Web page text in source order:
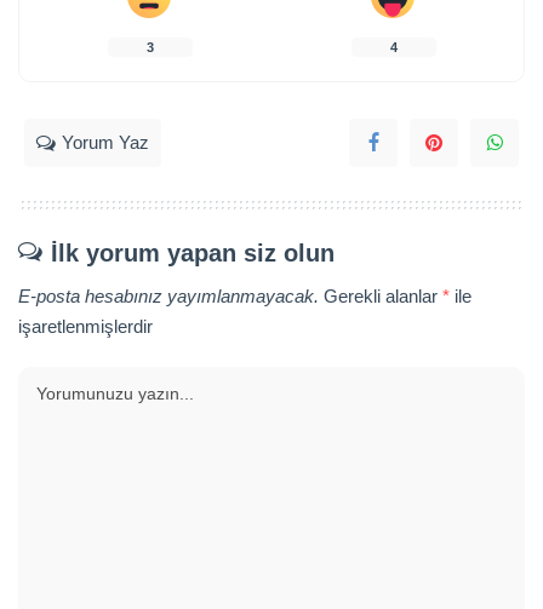
3 4
Yorum Yaz
İlk yorum yapan siz olun
E-posta hesabınız yayımlanmayacak. Gerekli alanlar * ile
işaretlenmişlerdir